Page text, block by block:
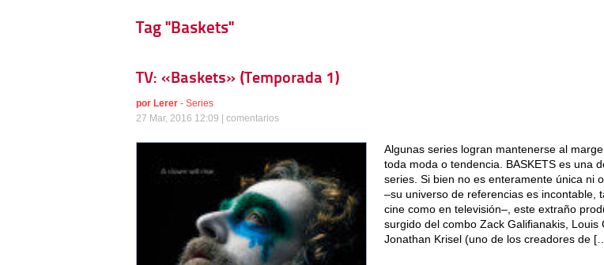
Tag "Baskets"
TV: «Baskets» (Temporada 1)
por Lerer - Series
27 Mar, 2016 12:09 | comentarios
Algunas series logran mantenerse al
toda moda o tendencia. BASKETS es una
series. Si bien no es enteramente única ni
–su universo de referencias es incontable,
cine como en televisión–, este extraño
surgido del combo Zack Galifianakis, Louis
Jonathan Krisel (uno de los creadores de